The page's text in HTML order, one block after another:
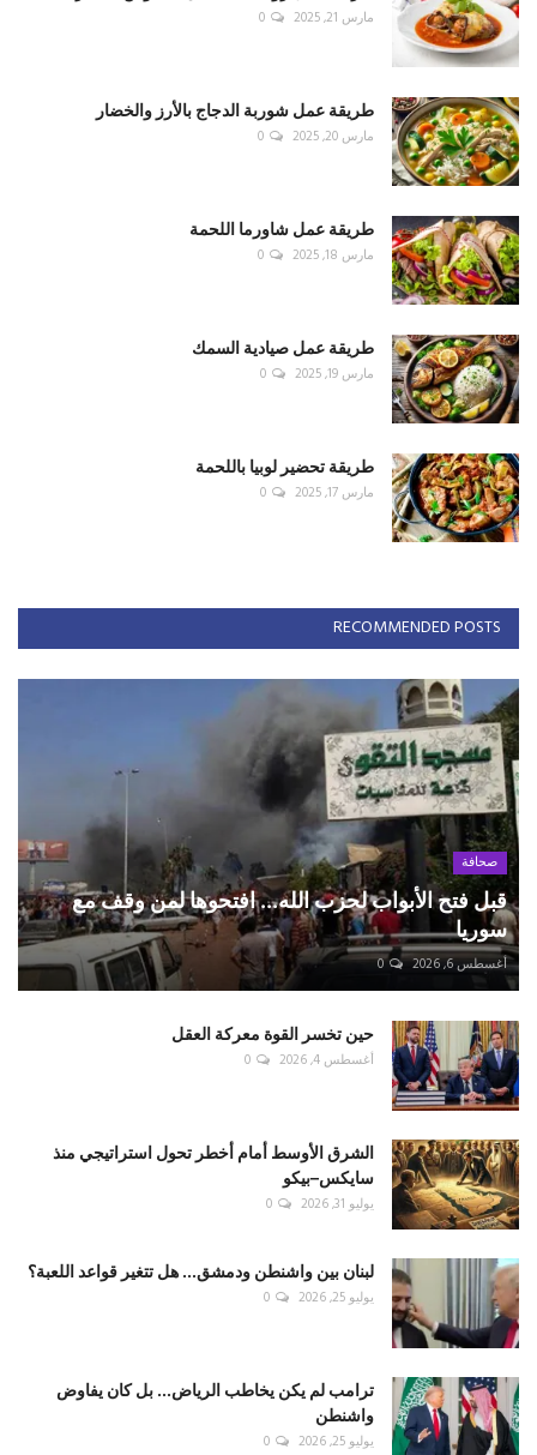
مارس 21, 2025 0
طريقة عمل شوربة الدجاج بالأرز والخضار
مارس 20, 2025 0
طريقة عمل شاورما اللحمة
مارس 18, 2025 0
طريقة عمل صيادية السمك
مارس 19, 2025 0
طريقة تحضير لوبيا باللحمة
مارس 17, 2025 0
RECOMMENDED POSTS
صحافة
قبل فتح الأبواب لحزب الله... افتحوها لمن وقف مع
سوريا
أغسطس 6, 2026 0
حين تخسر القوة معركة العقل
أغسطس 4, 2026 0
الشرق الأوسط أمام أخطر تحول استراتيجي منذ
سايكس–بيكو
يوليو 31, 2026 0
لبنان بين واشنطن ودمشق... هل تتغير قواعد اللعبة؟
يوليو 25, 2026 0
ترامب لم يكن يخاطب الرياض... بل كان يفاوض
واشنطن
يوليو 25, 2026 0